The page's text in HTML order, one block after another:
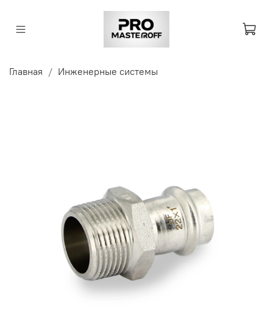
Главная Инженерные системы